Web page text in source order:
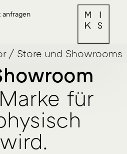
anfragen
/ Store und Showrooms
für